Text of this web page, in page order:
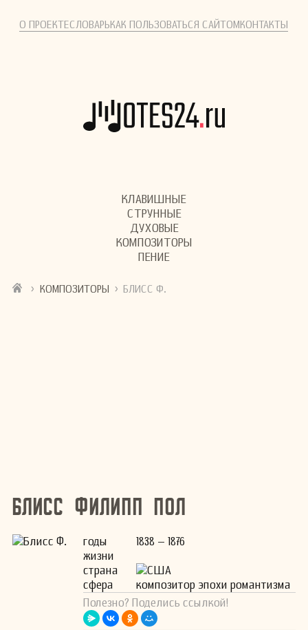
О ПРОЕКТЕСЛОВАРЬКАК ПОЛЬЗОВАТЬСЯ САЙТОМКОНТАКТЫ
КЛАВИШНЫЕ
СТРУННЫЕ
ДУХОВЫЕ
КОМПОЗИТОРЫ
ПЕНИЕ
› КОМПОЗИТОРЫ › БЛИСС Ф.
Блисс Филипп Пол
годы
жизни
1838 – 1876
страна
США
сфера
композитор эпохи романтизма
Полезно? Поделись ссылкой!